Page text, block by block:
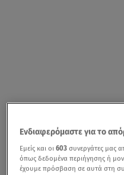
Ενδιαφερόμαστε για το
Εμείς και οι603 συνεργάτες μας
όπως δεδομένα περιήγησης ή
έχουμε πρόσβαση σε αυτά στη